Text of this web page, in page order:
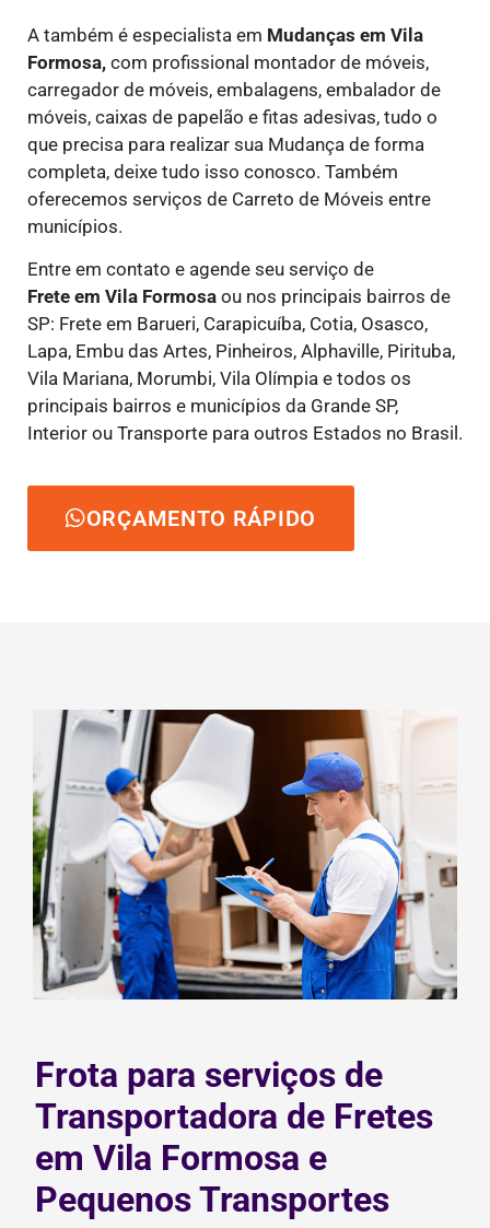
A também é especialista em Mudanças em Vila
Formosa, com profissional montador de móveis,
carregador de móveis, embalagens, embalador de
móveis, caixas de papelão e fitas adesivas, tudo o
que precisa para realizar sua Mudança de forma
completa, deixe tudo isso conosco. Também
oferecemos serviços de Carreto de Móveis entre
municípios.
Entre em contato e agende seu serviço de
Frete em Vila Formosa ou nos principais bairros de
SP: Frete em Barueri, Carapicuíba, Cotia, Osasco,
Lapa, Embu das Artes, Pinheiros, Alphaville, Pirituba,
Vila Mariana, Morumbi, Vila Olímpia e todos os
principais bairros e municípios da Grande SP,
Interior ou Transporte para outros Estados no Brasil.
ORÇAMENTO RÁPIDO
Frota para serviços de
Transportadora de Fretes
em Vila Formosa e
Pequenos Transportes